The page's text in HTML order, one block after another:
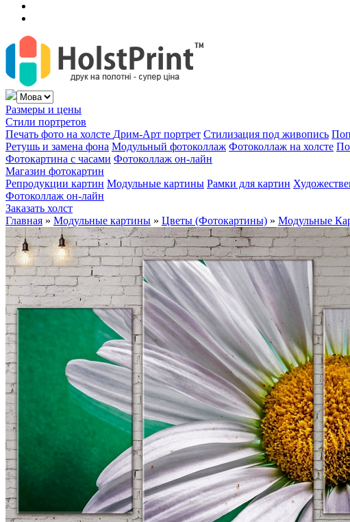
Размеры и цены
Стили портретов
Печать фото на холсте Дрим-Арт портрет Стилизация под живопись
Ретушь и замена фона Модульный фотоколлаж Фотоколлаж на холсте
Фотокартина с часами Фотоколлаж он-лайн
Магазин фотокартин
Репродукции картин Модульные картины Рамки для картин
Фотоколлаж он-лайн
Заказать холст
Главная » Модульные картины » Цветы (Фотокартины) » Модульные